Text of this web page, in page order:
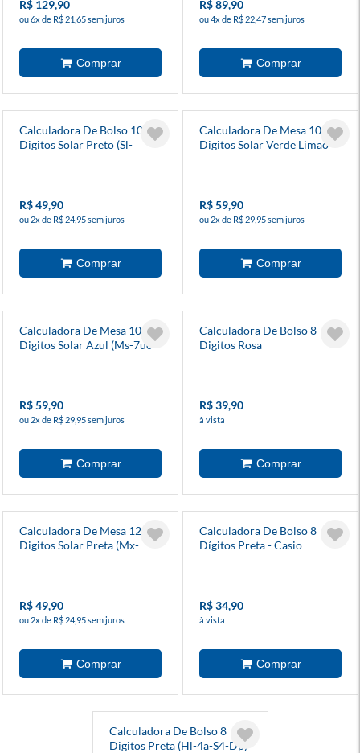
R$ 129,90
ou 6x de R$ 21,65 sem juros
R$ 89,90
ou 4x de R$ 22,47 sem juros
Calculadora De Bolso 10
Digitos Solar Preto (Sl-
R$ 49,90
ou 2x de R$ 24,95 sem juros
Calculadora De Mesa 10
Digitos Solar Verde Limao
R$ 59,90
ou 2x de R$ 29,95 sem juros
Calculadora De Mesa 10
Digitos Solar Azul (Ms-7uc-
R$ 59,90
ou 2x de R$ 29,95 sem juros
Calculadora De Bolso 8
Digitos Rosa
R$ 39,90
à vista
Calculadora De Mesa 12
Digitos Solar Preta (Mx-
R$ 49,90
ou 2x de R$ 24,95 sem juros
Calculadora De Bolso 8
Dígitos Preta - Casio
R$ 34,90
à vista
Calculadora De Bolso 8
Digitos Preta (Hl-4a-S4-Dp)